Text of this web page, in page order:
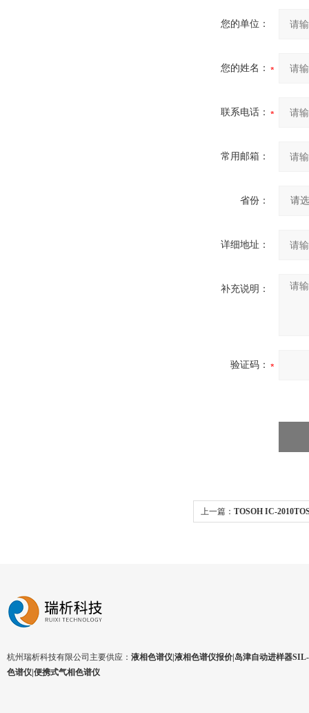
您的单位：
您的姓名：
联系电话：
常用邮箱：
省份：
详细地址：
补充说明：
验证码：
上一篇： TOSOH IC-
杭州瑞析科技有限公司主要供应： 液相色谱仪|液相色谱仪报价|岛津自动进样器
色谱仪|便携式气相色谱仪